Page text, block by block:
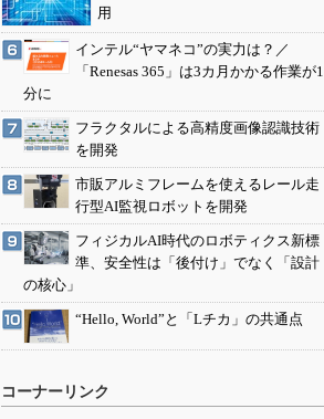
用
インテル“ヤマネコ”の実力は？／
「Renesas 365」は3カ月かかる作業が1
分に
フラクタルによる高精度画像認識技術
を開発
市販アルミフレームを使えるレール走
行型AI監視ロボットを開発
フィジカルAI時代のロボティクス新標
準、安全性は「後付け」でなく「設計
の核心」
“Hello, World”と「Lチカ」の共通点
コーナーリンク